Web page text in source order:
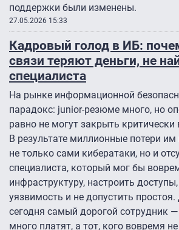
поддержки были изменены.
27.05.2026 15:33
Кадровый голод в ИБ:
связи теряют деньги, не
специалиста
На рынке информационной
парадокс: junior-резюме много, но
равно не могут закрыть
В результате миллионные потери им
не только сами кибератаки, но и
специалиста, который мог бы
инфраструктуру, настроить
уязвимость и не допустить
сегодня самый дорогой сотрудник
много платят, а тот, кого вовремя